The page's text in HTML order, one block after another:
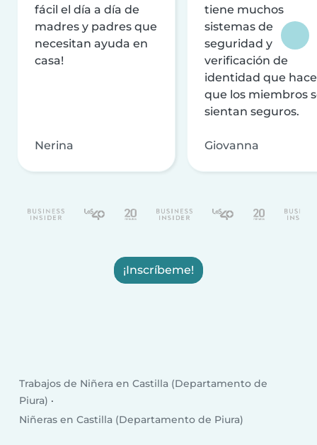
fácil el día a día de
madres y padres que
necesitan ayuda en
casa!
Nerina
tiene muchos
sistemas de
seguridad y
verificación de
identidad que
que los miembros
sientan seguros.
Giovanna
¡Inscríbeme!
Trabajos de Niñera en Castilla (Departamento de
Piura)
Niñeras en Castilla (Departamento de Piura)